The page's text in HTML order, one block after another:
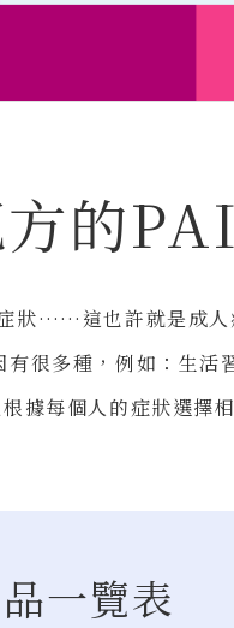
的
狀……這也許就是成人
很多種，例如：生活
據每個人的症狀選擇
一覽表